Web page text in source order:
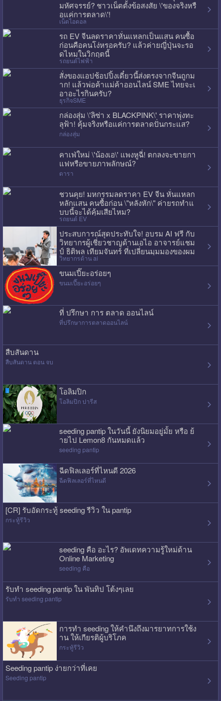
มหัศจรรย์? ชาวเน็ตตั้งข้อสงสัย \'ของจริงหรื
อแค่การตลาด\'!
เน็ตไอดอล
รถ EV จีนลดราคาหั่นแหลกเป็นแสน คนซื้อ
ก่อนคือคนโง่หรอครับ? แล้วค่ายญี่ปุ่นจะรอ
ดไหมในวิกฤตนี้
รถยนต์ไฟฟ้า
สั่งของแอปช้อปปิ้งเดี๋ยวนี้ส่งตรงจากจีนถูกม
าก! แล้วพ่อค้าแม่ค้าออนไลน์ SME ไทยจะเ
อาอะไรกินครับ?
ธุรกิจSME
กล่องสุ่ม \'ลิซ่า x BLACKPINK\' ราคาพุ่งทะ
ลุฟ้า! คุ้มจริงหรือแค่การตลาดปั่นกระแส?
กล่องสุ่ม
คาเฟ่ใหม่ \'น้องเอ\' แพงหูฉี่! ตกลงจะขายกา
แฟหรือขายภาพลักษณ์?
ดารา
ชวนคุย! มหกรรมลดราคา EV จีน หั่นแหลก
หลักแสน คนซื้อก่อน \"หลังหัก\" ค่ายรถทำแ
บบนี้จะได้คุ้มเสียไหม?
รถยนต์ EV
ประสบการณ์สุดประทับใจ! อบรม AI ฟรี กับ
วิทยากรผู้เชี่ยวชาญด้านเอไอ อาจารย์แชม
ป์ ธิติพล เทียมจันทร์ ที่เปลี่ยนมุมมองของผม
ไปเลย
วิทยากรด้าน ai
ขนมเปี๊ยะอร่อยๆ
ขนมเปี๊ยะอร่อยๆ
ที่ ปรึกษา การ ตลาด ออนไลน์
ที่ปรึกษาการตลาดออนไลน์
สืบสันดาน
สืบสันดาน ตอน จบ
โอลิมปิก
โอลิมปิก ปารีส
seeding pantip ในวันนี้ ยังนิยมอยู่มั้ย หรือ ย้
ายไป Lemon8 กันหมดแล้ว
seeding pantip
ฉีดฟิลเลอร์ที่ไหนดี 2026
ฉีดฟิลเลอร์ที่ไหนดี
[CR] รับอัดกระทู้ seeding รีวิว ใน pantip
กระทู้รีวิว
seeding คือ อะไร? อัพเดทความรู้ใหม่ด้าน
Online Marketing
seeding คือ
รับทำ seeding pantip ใน พันทิป โต้งๆเลย
รับทำ seeding pantip
การทำ seeding ให้คำนึงถึงมารยาทการใช้ง
าน ให้เกียรติผู้บริโภค
กระทู้รีวิว
Seeding pantip ง่ายกว่าที่เคย
Seeding pantip